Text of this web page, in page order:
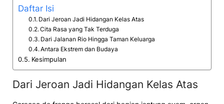
Daftar Isi
Dari Jeroan Jadi Hidangan Kelas Atas
Cita Rasa yang Tak Terduga
Dari Jalanan Rio Hingga Taman Keluarga
Antara Ekstrem dan Budaya
Kesimpulan
Dari Jeroan Jadi Hidangan Kelas Atas